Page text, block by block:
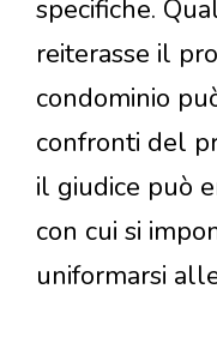
specifiche.
reiterasse il
condominio
confronti del
il giudice può
con cui si
uniformarsi